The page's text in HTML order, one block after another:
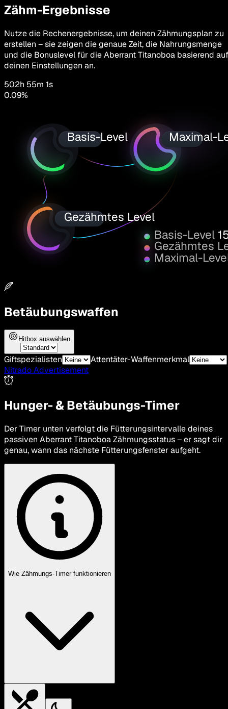
Zähm-Ergebnisse
Nutze die Rechenergebnisse, um deinen Zähmungsplan zu
erstellen – sie zeigen die genaue Zeit, die Nahrungsmenge
und die Bonuslevel für die Aberrant Titanoboa basierend auf
deinen Einstellungen an.
502h 55m 1s
0.09%
Basis-Level
Gezähmtes Level
Basis-Level
Gezähmtes
Maximal-
Maximal-
Betäubungswaffen
Hitbox auswählen
Giftspezialisten
Attentäter-Waffenmerkmal
Nitrado Advertisement
Hunger- & Betäubungs-Timer
Der Timer unten verfolgt die Fütterungsintervalle deines
passiven Aberrant Titanoboa Zähmungsstatus – er sagt dir
genau, wann das nächste Fütterungsfenster aufgeht.
Wie Zähmungs-Timer funktionieren